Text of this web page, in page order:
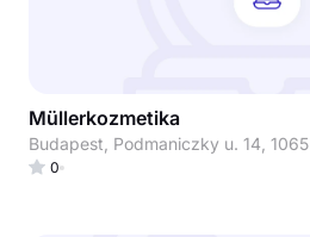
Müllerkozmetika
Budapest, Podmaniczky u. 14, 1065
0